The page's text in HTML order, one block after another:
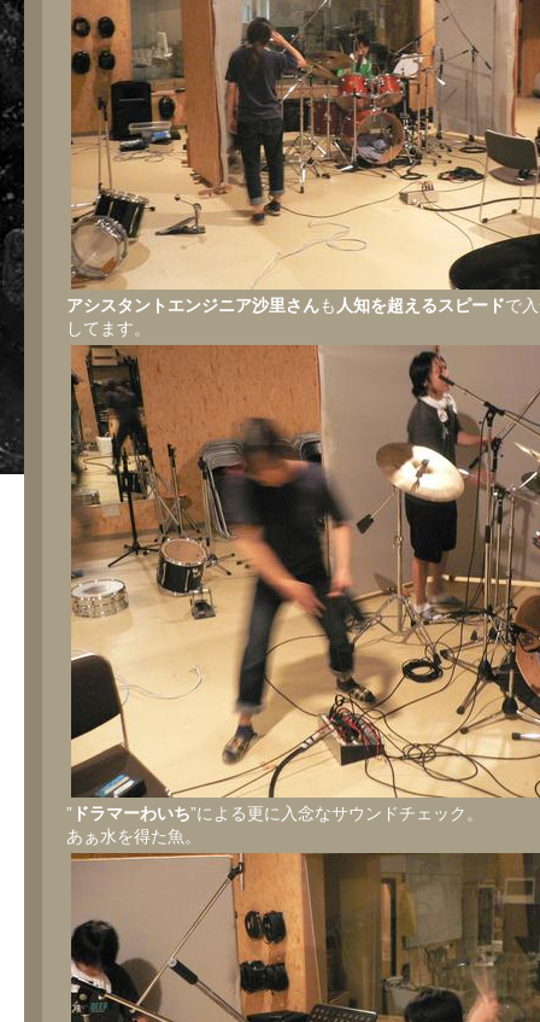
アシスタントエンジニア沙里さんも 人知を超えるスピードで
してます。
” ドラマーわいち”による更に入念なサウンドチェック。
あぁ水を得た魚。